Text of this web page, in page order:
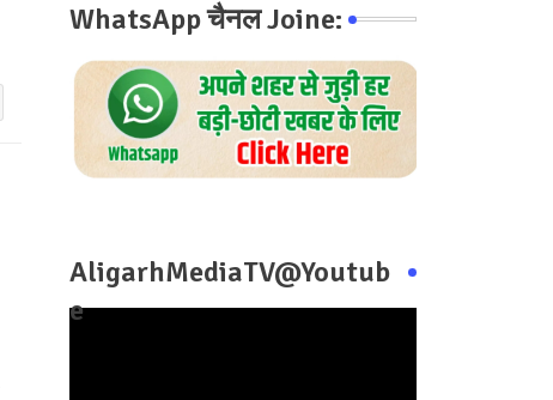
WhatsApp चैनल Joine:
AligarhMediaTV@Youtub
e